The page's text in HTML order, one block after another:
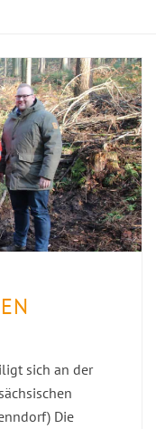
sich an der
Die